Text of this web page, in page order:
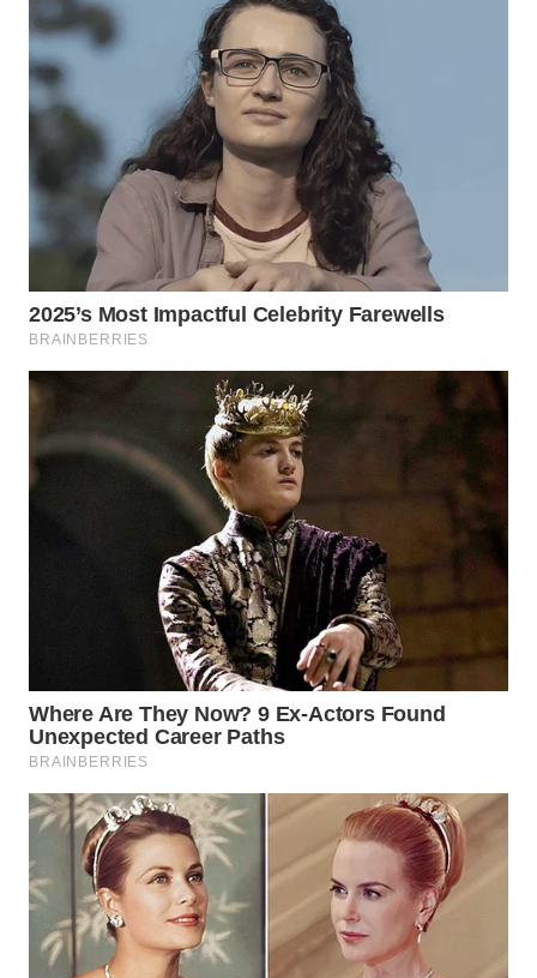
WAHANA
INFRASTRUKTUR
WAHANA
KONSUMEN
WAHANA
LISTRIK
WAHANA
TRAVEL
WAHANANEWS
NET
WAHANA
WAHANA
UMKM
WAHANA
SELEB